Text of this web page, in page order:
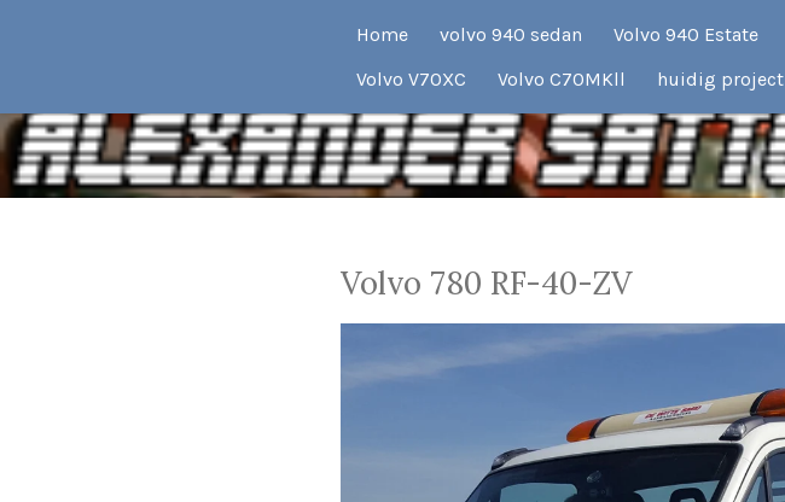
de
hoofdinhoud
Home volvo 940 sedan Volvo 940 Estate
Volvo V70XC
Volvo C70MKll huidig project
Volvo 780 RF-40-ZV